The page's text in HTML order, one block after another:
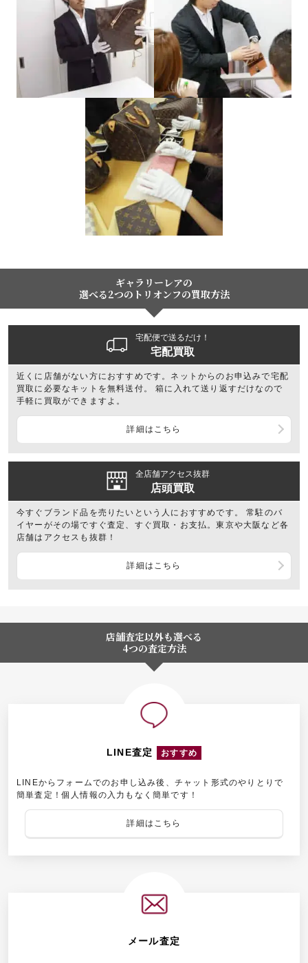
ギャラリーレアの
選べる2つのトリオンフの買取方法
宅配便で送るだけ！
宅配買取
近くに店舗がない方におすすめです。ネットからのお申込みで宅配
買取に必要なキットを無料送付。 箱に入れて送り返すだけなので
手軽に買取ができますよ。
詳細はこちら
全店舗アクセス抜群
店頭買取
今すぐブランド品を売りたいという人におすすめです。 常駐のバ
イヤーがその場ですぐ査定、すぐ買取・お支払。東京や大阪など各
店舗はアクセスも抜群！
詳細はこちら
店舗査定以外も選べる
4つの査定方法
LINE査定 おすすめ
LINEからフォームでのお申し込み後、チャット形式のやりとりで
簡単査定！個人情報の入力もなく簡単です！
詳細はこちら
メール査定